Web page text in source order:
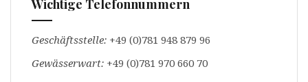
Wichtige Telefonnummern
Geschäftsstelle: +49 (0)781 948 879 96
Gewässerwart: +49 (0)781 970 660 70